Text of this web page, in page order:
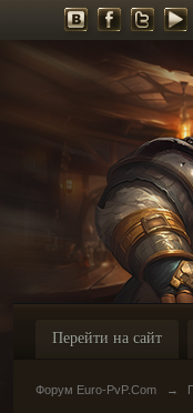
Перейти на сайт
Форум Euro-PvP.Com →